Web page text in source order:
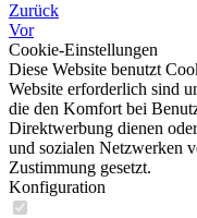
Zurück
Vor
Cookie-Einstellungen
Diese Website benutzt
Website erforderlich sind
die den Komfort bei
Direktwerbung dienen
und sozialen Netzwerken
Zustimmung gesetzt.
Konfiguration